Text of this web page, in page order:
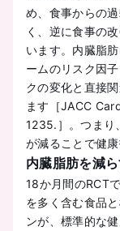
め、食事からの
く、逆に食事の
います。内臓脂
ームのリスク因
クの変化と直接
ます［JACC
1235.］。つまり
が減ることで健
内臓脂肪を減
18か月間のRCT
を多く含む食品
ンが、標準的な